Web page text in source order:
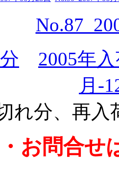
No.87
2005年
月-
れ分、再
お問合せ